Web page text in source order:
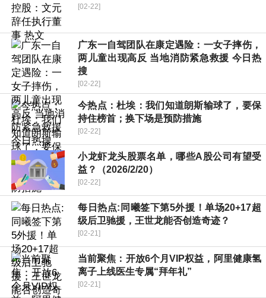
[02-22]
广东一自驾团队在康定遇险：一女子摔伤，
两儿童出现高反 当地消防紧急救援 今日热
搜
[02-22]
今热点：杜埃：我们知道朗斯输球了，要保
持住榜首；换下场是预防措施
[02-22]
小龙虾龙头股票名单，哪些A股公司有望受
益？（2026/2/20）
[02-22]
每日热点:同曦签下第5外援！单场20+17超
级后卫驰援，王世龙能否创造奇迹？
[02-21]
当前聚焦：开放6个月VIP权益，阿里健康氢
离子上线医生专属“拜年礼”
[02-21]